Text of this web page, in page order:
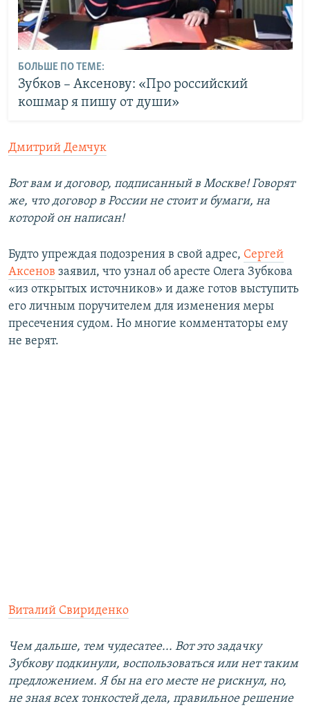
БОЛЬШЕ ПО ТЕМЕ:
Зубков – Аксенову: «Про российский
кошмар я пишу от души»
Дмитрий Демчук
Вот вам и договор, подписанный в Москве! Говорят
же, что договор в России не стоит и бумаги, на
которой он написан!
Будто упреждая подозрения в свой адрес, Сергей
Аксенов заявил, что узнал об аресте Олега Зубкова
«из открытых источников» и даже готов выступить
его личным поручителем для изменения меры
пресечения судом. Но многие комментаторы ему
не верят.
Виталий Свириденко
Чем дальше, тем чудесатее... Вот это задачку
Зубкову подкинули, воспользоваться или нет таким
предложением. Я бы на его месте не рискнул, но,
не зная всех тонкостей дела, правильное решение